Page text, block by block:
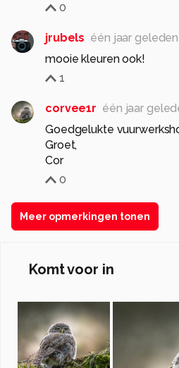
0
jrubels één jaar geleden
mooie kleuren ook!
1
corvee1r één jaar
Goedgelukte
Groet,
Cor
0
Meer opmerkingen tonen
Komt voor in